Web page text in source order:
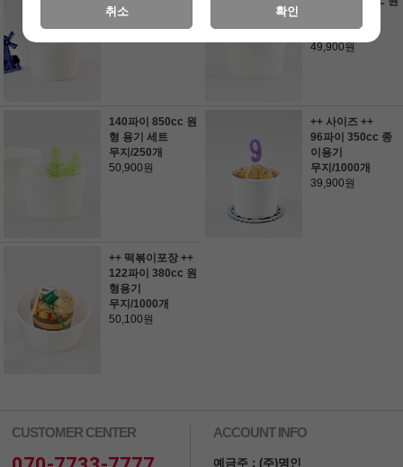
무지/1000개
57,900원
무지/300개
49,900원
140파이 850cc 원
형 용기 세트
무지/250개
50,900원
++ 사이즈 ++
96파이 350cc 종
이용기
무지/1000개
39,900원
++ 떡볶이포장 ++
122파이 380cc 원
형용기
무지/1000개
50,100원
CUSTOMER CENTER ACCOUNT INFO
예금주 : (주)명인
취소 확인